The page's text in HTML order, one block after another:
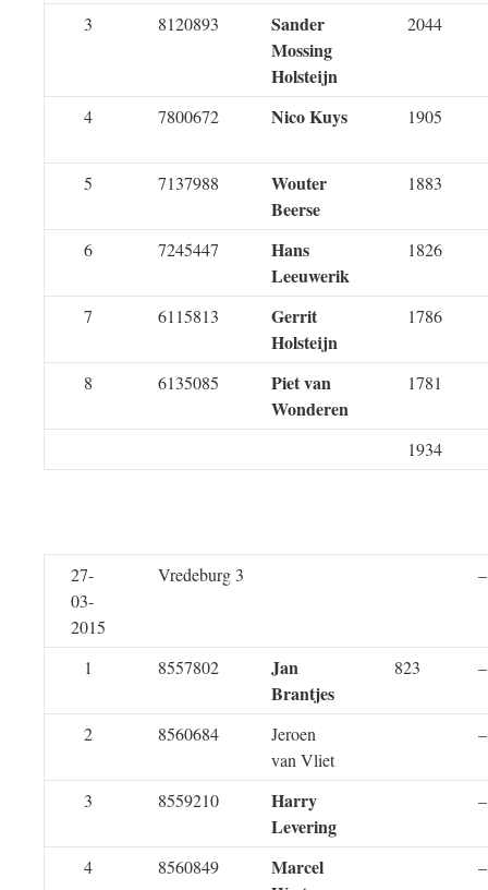
3 8120893
Sander
Mossing
Holsteijn
2044
4 7800672 Nico Kuys 1905
5 7137988
Wouter
Beerse
1883
6 7245447
Hans
Leeuwerik
1826
7 6115813
Gerrit
Holsteijn
1786
8 6135085
Piet van
Wonderen
1781
1934
27-
03-
2015
Vredeburg 3 –
1 8557802
Jan
Brantjes
823 –
2 8560684
Jeroen
van Vliet
–
3 8559210
Harry
Levering
–
4 8560849
Marcel
–